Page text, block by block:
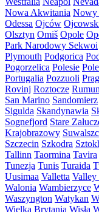
Nowa Akwitania Nowy
Odessa Ojców
Olsztyn Omiš Opole
Park Narodowy Sekwoi
Plymouth Podgorica
Pogorzelica Polesie
Portugalia Pozzuoli
Rovinj Roztocze
San Marino Sandomierz
Sigulda Skandynawia
Sognefjord Stare
Krajobrazowy
Szczecin Szkodra
Tallinn Taormina Tavira
Tunezja Tunis Turaida
Uusimaa Valletta Valley
Walonia Wambierzyce
Waszyngton Watykan
Wielka Brytania Wisła